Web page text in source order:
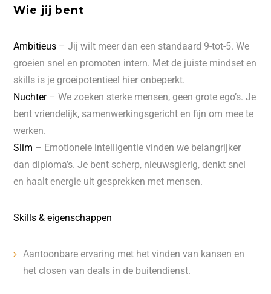
Wie jij bent
Ambitieus – Jij wilt meer dan een standaard 9-tot-5. We
groeien snel en promoten intern. Met de juiste mindset en
skills is je groeipotentieel hier onbeperkt.
Nuchter– We zoeken sterke mensen, geen grote ego’s. Je
bent vriendelijk, samenwerkingsgericht en fijn om mee te
werken.
Slim – Emotionele intelligentie vinden we belangrijker
dan diploma’s. Je bent scherp, nieuwsgierig, denkt snel
en haalt energie uit gesprekken met mensen.
Skills & eigenschappen
Aantoonbare ervaring met het vinden van kansen en
het closen van deals in de buitendienst.